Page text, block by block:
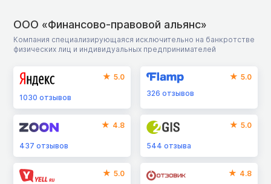
ООО «Финансово-правовой альянс»
Компания специализирующаяся исключительно на банкротстве
физических лиц и индивидуальных предпринимателей
5.0
1030 отзывов
5.0
326отзывов
4.8
437 отзывов
5.0
544отзыва
5.0 4.8